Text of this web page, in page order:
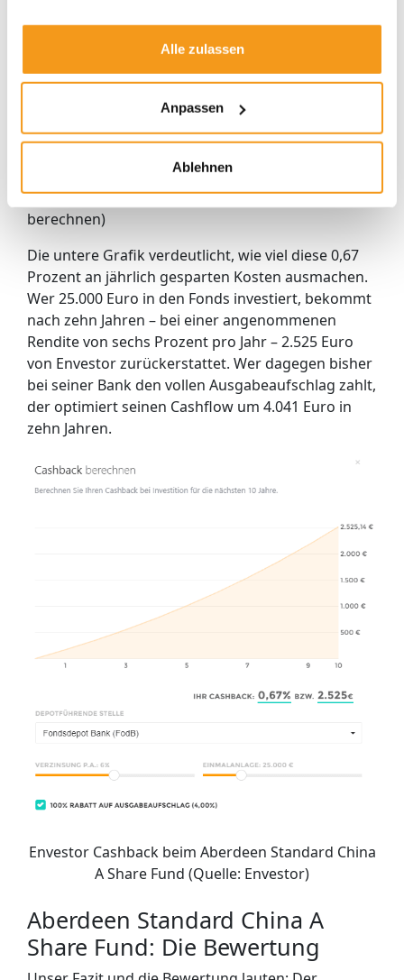
Alle zulassen
Anpassen
Ablehnen
Cashback auf die Vertriebsgebühr beläuft sich
beim Aberdeen Standard China A Share auf 0,67
Prozent pro Jahr. Dies gilt für Kunden, die den
Envestor betreuen lassen.
Fondsbank winken, hieranmelden
registrierenund den Envestor Spareffekt
berechnen)
Die untere Grafik verdeutlicht, wie viel diese 0,67
Prozent an jährlich gesparten Kosten ausmachen.
Wer 25.000 Euro in den Fonds investiert, bekommt
nach zehn Jahren – bei einer angenommenen
Rendite von sechs Prozent pro Jahr – 2.525 Euro
von Envestor zurückerstattet. Wer dagegen bisher
bei seiner Bank den vollen Ausgabeaufschlag zahlt,
der optimiert seinen Cashflow um 4.041 Euro in
zehn Jahren.
Envestor Cashback beim Aberdeen Standard China
A Share Fund (Quelle: Envestor)
Aberdeen Standard China A
Share Fund: Die Bewertung